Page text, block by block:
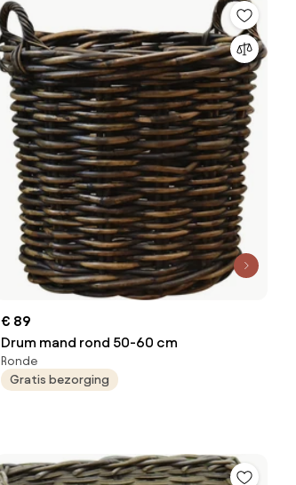
€ 89
Drum mand rond 50-60 cm
Ronde
Gratis bezorging